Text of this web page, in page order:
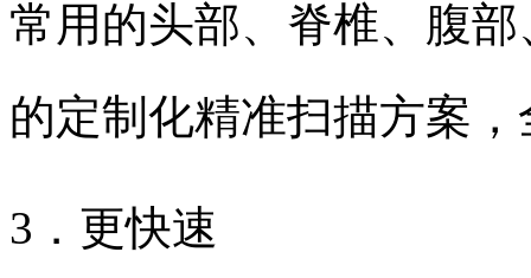
常用的头部、脊椎、腹
的定制化精准扫描方案
3．更快速